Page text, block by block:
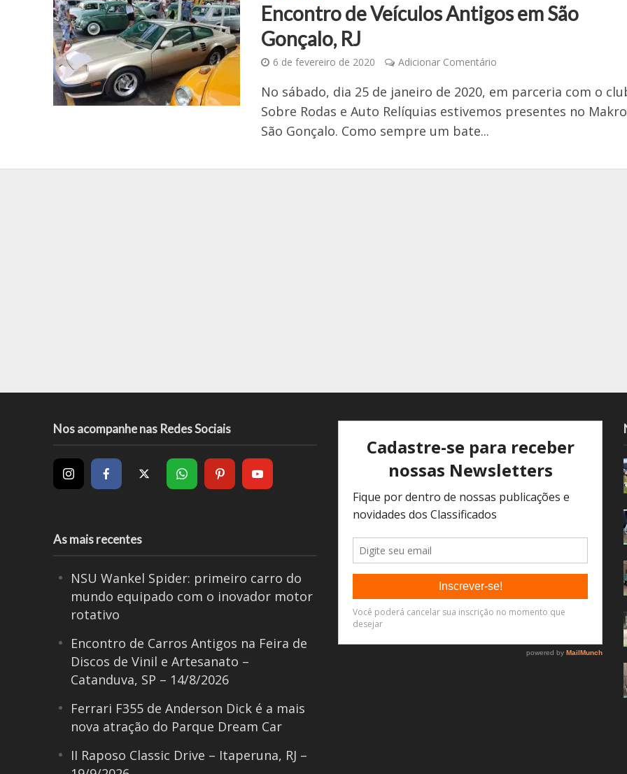
Encontro de Veículos Antigos em São
Gonçalo, RJ
6 de fevereiro de 2020 Adicionar Comentário
No sábado, dia 25 de janeiro de 2020, em parceria com o
Sobre Rodas e Auto Relíquias estivemos presentes no
São Gonçalo. Como sempre um bate...
Nos acompanhe nas Redes Sociais
As mais recentes
NSU Wankel Spider: primeiro carro do
mundo equipado com o inovador motor
rotativo
Encontro de Carros Antigos na Feira de
Discos de Vinil e Artesanato –
Catanduva, SP – 14/8/2026
Ferrari F355 de Anderson Dick é a mais
nova atração do Parque Dream Car
II Raposo Classic Drive – Itaperuna, RJ –